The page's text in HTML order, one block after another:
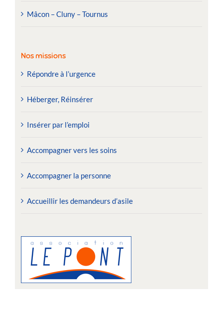
Mâcon – Cluny – Tournus
Nos missions
Répondre à l’urgence
Héberger, Réinsérer
Insérer par l’emploi
Accompagner vers les soins
Accompagner la personne
Accueillir les demandeurs d’asile